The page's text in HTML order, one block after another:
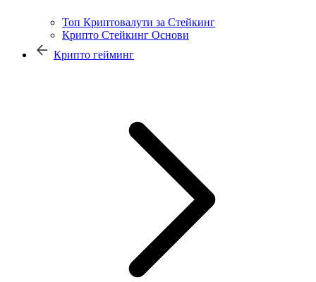
Топ Криптовалути за Стейкинг
Крипто Стейкинг Основи
Крипто гейминг